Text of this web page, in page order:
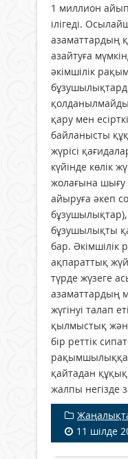
1 миллион
ілігеді.
азаматтардың
азайтуға
әкімшілік
қару мен
байланысты
жүрісі
күйінде көлік
жолағына шығу
айыруға әкеп
бұзушылықты
бар.
ақпараттық
түрде жүзеге
азаматтардың
жүгінуі талап
қылмыстық
бір реттік
рақымшылыққа
қайтадан
жалпы негізде
11 шілде